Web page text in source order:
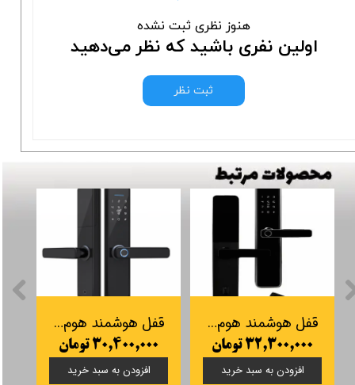
هنوز نظری ثبت نشده
اولین نفری باشید که نظر می‌دهید
ثبت نظر
قفل هوشمند هوم لاک E150
۳۰,۴۰۰,۰۰۰ تومان
افزودن به سبد خرید
قفل هوشمند هوم لاک مدل E160
۳۲,۳۰۰,۰۰۰ تومان
افزودن به سبد خرید